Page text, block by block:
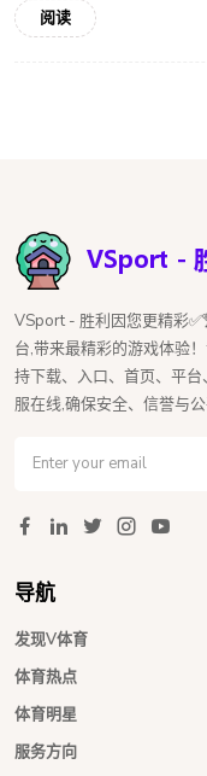
阅读
VSport - 胜利因您更精彩
台,带来最精彩的游戏体验
持下载、入口、首页、平
服在线,确保安全、信誉与
导航
发现V体育
体育热点
体育明星
服务方向